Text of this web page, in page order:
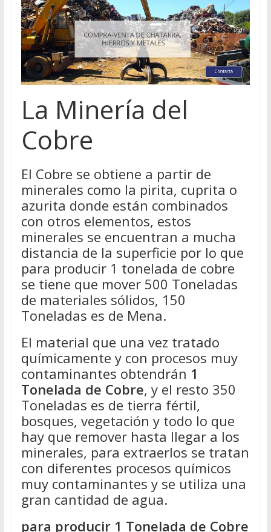
La Minería del
Cobre
El Cobre se obtiene a partir de
minerales como la pirita, cuprita o
azurita donde están combinados
con otros elementos, estos
minerales se encuentran a mucha
distancia de la superficie por lo que
para producir 1 tonelada de cobre
se tiene que mover 500 Toneladas
de materiales sólidos, 150
Toneladas es de Mena.
El material que una vez tratado
químicamente y con procesos muy
contaminantes obtendrán 1
Tonelada de Cobre, y el resto 350
Toneladas es de tierra fértil,
bosques, vegetación y todo lo que
hay que remover hasta llegar a los
minerales, para extraerlos se tratan
con diferentes procesos químicos
muy contaminantes y se utiliza una
gran cantidad de agua.
para producir 1 Tonelada de Cobre